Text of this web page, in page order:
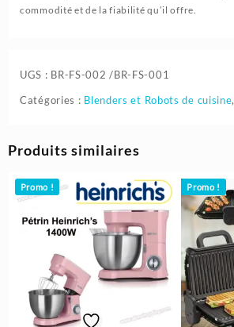
commodité et de la fiabilité qu’il offre.
UGS : BR-FS-002 /BR-FS-001
Catégories : Blenders et Robots de cuisine,
Produits similaires
Promo ! Promo !